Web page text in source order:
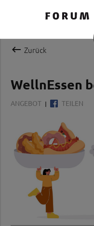
 Zurück
WellnEssen
ANGEBOT TEILEN